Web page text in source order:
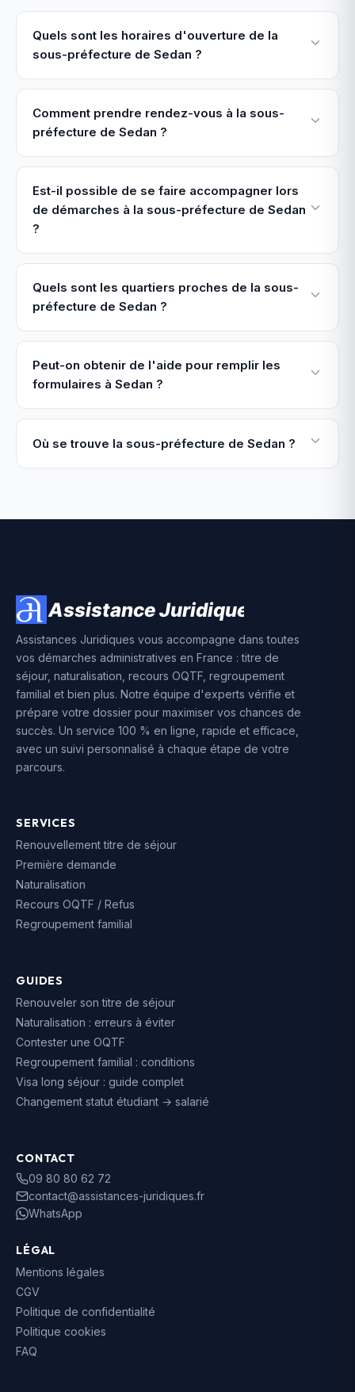
Quels sont les horaires d'ouverture de la
sous-préfecture de Sedan ?
Comment prendre rendez-vous à la sous-
préfecture de Sedan ?
Est-il possible de se faire accompagner lors
de démarches à la sous-préfecture de Sedan
?
Quels sont les quartiers proches de la sous-
préfecture de Sedan ?
Peut-on obtenir de l'aide pour remplir les
formulaires à Sedan ?
Où se trouve la sous-préfecture de Sedan ?
Assistances Juridiques vous accompagne dans toutes
vos démarches administratives en France : titre de
séjour, naturalisation, recours OQTF, regroupement
familial et bien plus. Notre équipe d'experts vérifie et
prépare votre dossier pour maximiser vos chances de
succès. Un service 100 % en ligne, rapide et efficace,
avec un suivi personnalisé à chaque étape de votre
parcours.
SERVICES
Renouvellement titre de séjour
Première demande
Naturalisation
Recours OQTF / Refus
Regroupement familial
GUIDES
Renouveler son titre de séjour
Naturalisation : erreurs à éviter
Contester une OQTF
Regroupement familial : conditions
Visa long séjour : guide complet
Changement statut étudiant → salarié
CONTACT
09 80 80 62 72
contact@assistances-juridiques.fr
WhatsApp
LÉGAL
Mentions légales
CGV
Politique de confidentialité
Politique cookies
FAQ